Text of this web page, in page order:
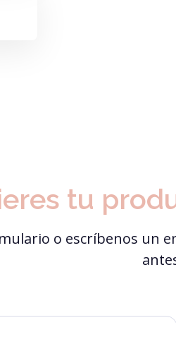
tu
o escríbenos un